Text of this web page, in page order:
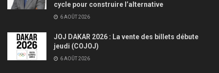
cycle pour construire l’alternative
6 AOÛT 2026
JOJ DAKAR 2026 : La vente des billets débute
jeudi (COJOJ)
6 AOÛT 2026